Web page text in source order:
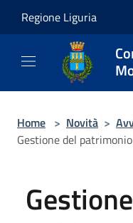
Regione Liguria
Home > Novità >
Gestione del